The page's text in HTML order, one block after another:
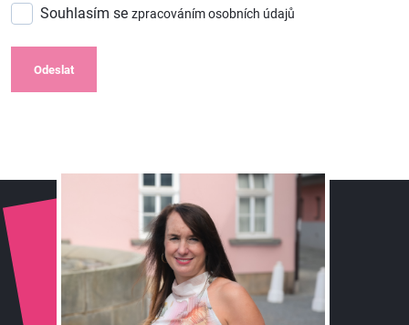
Souhlasím se zpracováním osobních údajů
Odeslat